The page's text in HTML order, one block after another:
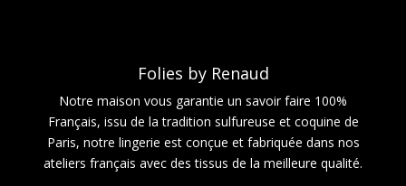
Folies by Renaud
Notre maison vous garantie un savoir faire 100%
Français, issu de la tradition sulfureuse et coquine de
Paris, notre lingerie est conçue et fabriquée dans nos
ateliers français avec des tissus de la meilleure qualité.